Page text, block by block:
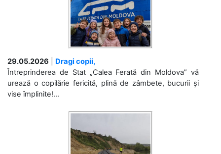
29.05.2026
Dragi copii,
Întreprinderea de Stat „Calea Ferată din Moldova” vă
urează o copilărie fericită, plină de zâmbete, bucurii și
vise împlinite!...